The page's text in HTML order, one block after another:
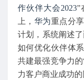
作伙伴大会2023”
上， 华为重点分
计划，系统阐述
如何优化伙伴体
共建最强竞争力的
力客户商业成功的